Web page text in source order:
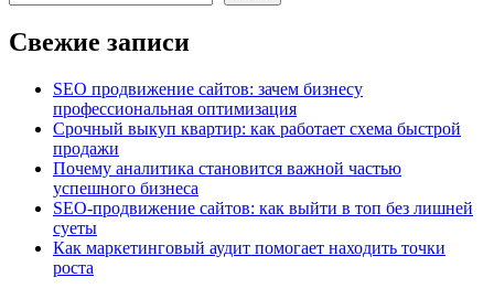
Свежие записи
SEO продвижение сайтов: зачем бизнесу
профессиональная оптимизация
Срочный выкуп квартир: как работает схема быстрой
продажи
Почему аналитика становится важной частью
успешного бизнеса
SEO-продвижение сайтов: как выйти в топ без лишней
суеты
Как маркетинговый аудит помогает находить точки
роста